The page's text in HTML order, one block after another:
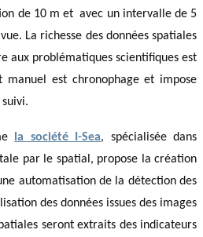
de 10 m et avec un intervalle de 5
La richesse des données spatiales
aux problématiques scientifiques est
est chronophage et impose
la société I-Sea, spécialisée dans
par le spatial, propose la création
automatisation de la détection des
des données issues des images
seront extraits des indicateurs